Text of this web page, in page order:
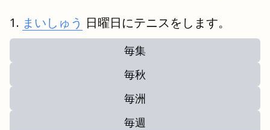
まいしゅう 日曜日にテニスをします。
毎集
毎秋
毎洲
毎週